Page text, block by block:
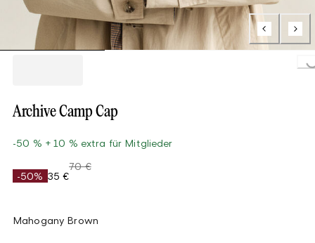
Loading...
Archive Camp Cap
-50 % + 10 % extra für Mitglieder
-50% 35 €
70 €
Mahogany Brown